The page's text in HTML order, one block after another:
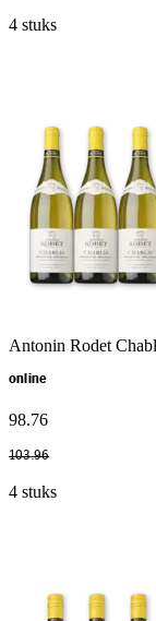
4 stuks
Antonin Rodet
online
98.76
103.96
4 stuks